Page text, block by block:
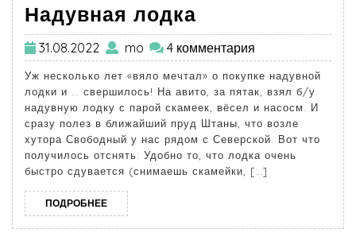
Надувная лодка
31.08.2022 mo 4 комментария
Уж несколько лет «вяло мечтал» о покупке надувной
лодки и … свершилось! На авито, за пятак, взял б/у
надувную лодку с парой скамеек, вёсел и насосм. И
сразу полез в ближайший пруд Штаны, что возле
хутора Свободный у нас рядом с Северской. Вот что
получилось отснять: Удобно то, что лодка очень
быстро сдувается (снимаешь скамейки, […]
ПОДРОБНЕЕ